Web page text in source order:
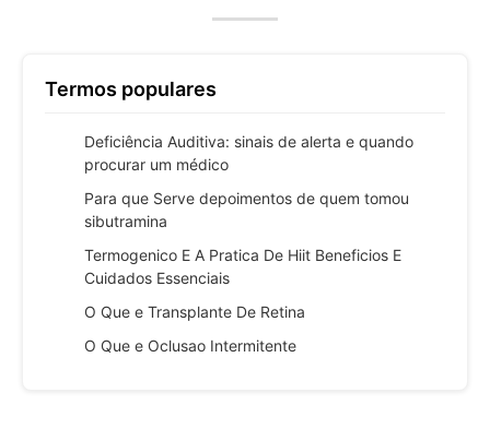
Termos populares
Deficiência Auditiva: sinais de alerta e quando
procurar um médico
Para que Serve depoimentos de quem tomou
sibutramina
Termogenico E A Pratica De Hiit Beneficios E
Cuidados Essenciais
O Que e Transplante De Retina
O Que e Oclusao Intermitente